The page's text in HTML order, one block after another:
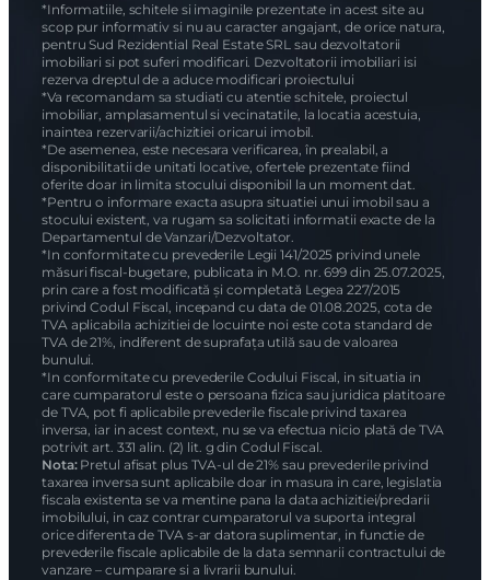
*Informatiile, schitele si imaginile prezentate in acest site au
scop pur informativ si nu au caracter angajant, de orice natura,
pentru Sud Rezidential Real Estate SRL sau dezvoltatorii
imobiliari si pot suferi modificari. Dezvoltatorii imobiliari isi
rezerva dreptul de a aduce modificari proiectului
*Va recomandam sa studiati cu atentie schitele, proiectul
imobiliar, amplasamentul si vecinatatile, la locatia acestuia,
inaintea rezervarii/achizitiei oricarui imobil.
*De asemenea, este necesara verificarea, în prealabil, a
disponibilitatii de unitati locative, ofertele prezentate fiind
oferite doar in limita stocului disponibil la un moment dat.
*Pentru o informare exacta asupra situatiei unui imobil sau a
stocului existent, va rugam sa solicitati informatii exacte de la
Departamentul de Vanzari/Dezvoltator.
*In conformitate cu prevederile Legii 141/2025 privind unele
măsuri fiscal-bugetare, publicata in M.O. nr. 699 din 25.07.2025,
prin care a fost modificată și completată Legea 227/2015
privind Codul Fiscal, incepand cu data de 01.08.2025, cota de
TVA aplicabila achizitiei de locuinte noi este cota standard de
TVA de 21%, indiferent de suprafața utilă sau de valoarea
bunului.
*In conformitate cu prevederile Codului Fiscal, in situatia in
care cumparatorul este o persoana fizica sau juridica platitoare
de TVA, pot fi aplicabile prevederile fiscale privind taxarea
inversa, iar in acest context, nu se va efectua nicio plată de TVA
potrivit art. 331 alin. (2) lit. g din Codul Fiscal.
Nota:Pretul afisat plus TVA-ul de 21% sau prevederile privind
taxarea inversa sunt aplicabile doar in masura in care, legislatia
fiscala existenta se va mentine pana la data achizitiei/predarii
imobilului, in caz contrar cumparatorul va suporta integral
orice diferenta de TVA s-ar datora suplimentar, in functie de
prevederile fiscale aplicabile de la data semnarii contractului de
vanzare – cumparare si a livrarii bunului.